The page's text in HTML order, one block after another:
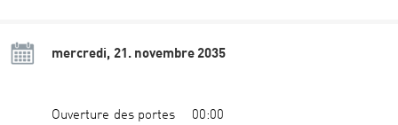
mercredi, 21. novembre 2035
Ouverture des portes
00:00